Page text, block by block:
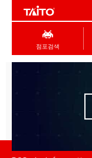
점포검색